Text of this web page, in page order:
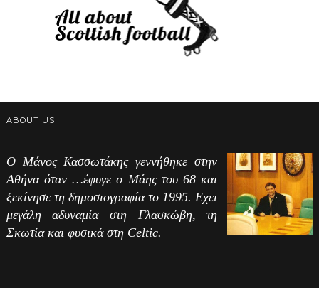
ABOUT US
Ο Μάνος Κασσωτάκης γεννήθηκε στην
Αθήνα όταν …έφυγε ο Μάης του 68 και
ξεκίνησε τη δημοσιογραφία το 1995. Εχει
μεγάλη αδυναμία στη Γλασκώβη, τη
Σκωτία και φυσικά στη Celtic.